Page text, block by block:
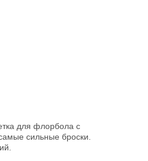
для флорбола с
сильные броски.